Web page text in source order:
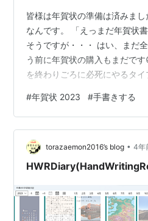
皆様は年賀状の準備は済みま
なんです。 「えっまだ年賀状
そうですが・・・ はい、まだ
う前に年賀状の購入もまだで
を終わりごろに必死にやるタ
いと本気になれないタイプなの
き直りといいます。 「やるわ
ちゃごちゃ言わないで」と言
そして、こういうのを総じて大
す。 はいはい、解説はこの辺
#年賀状 2023 #手書きする
torazaemon2016’s blog • 4年